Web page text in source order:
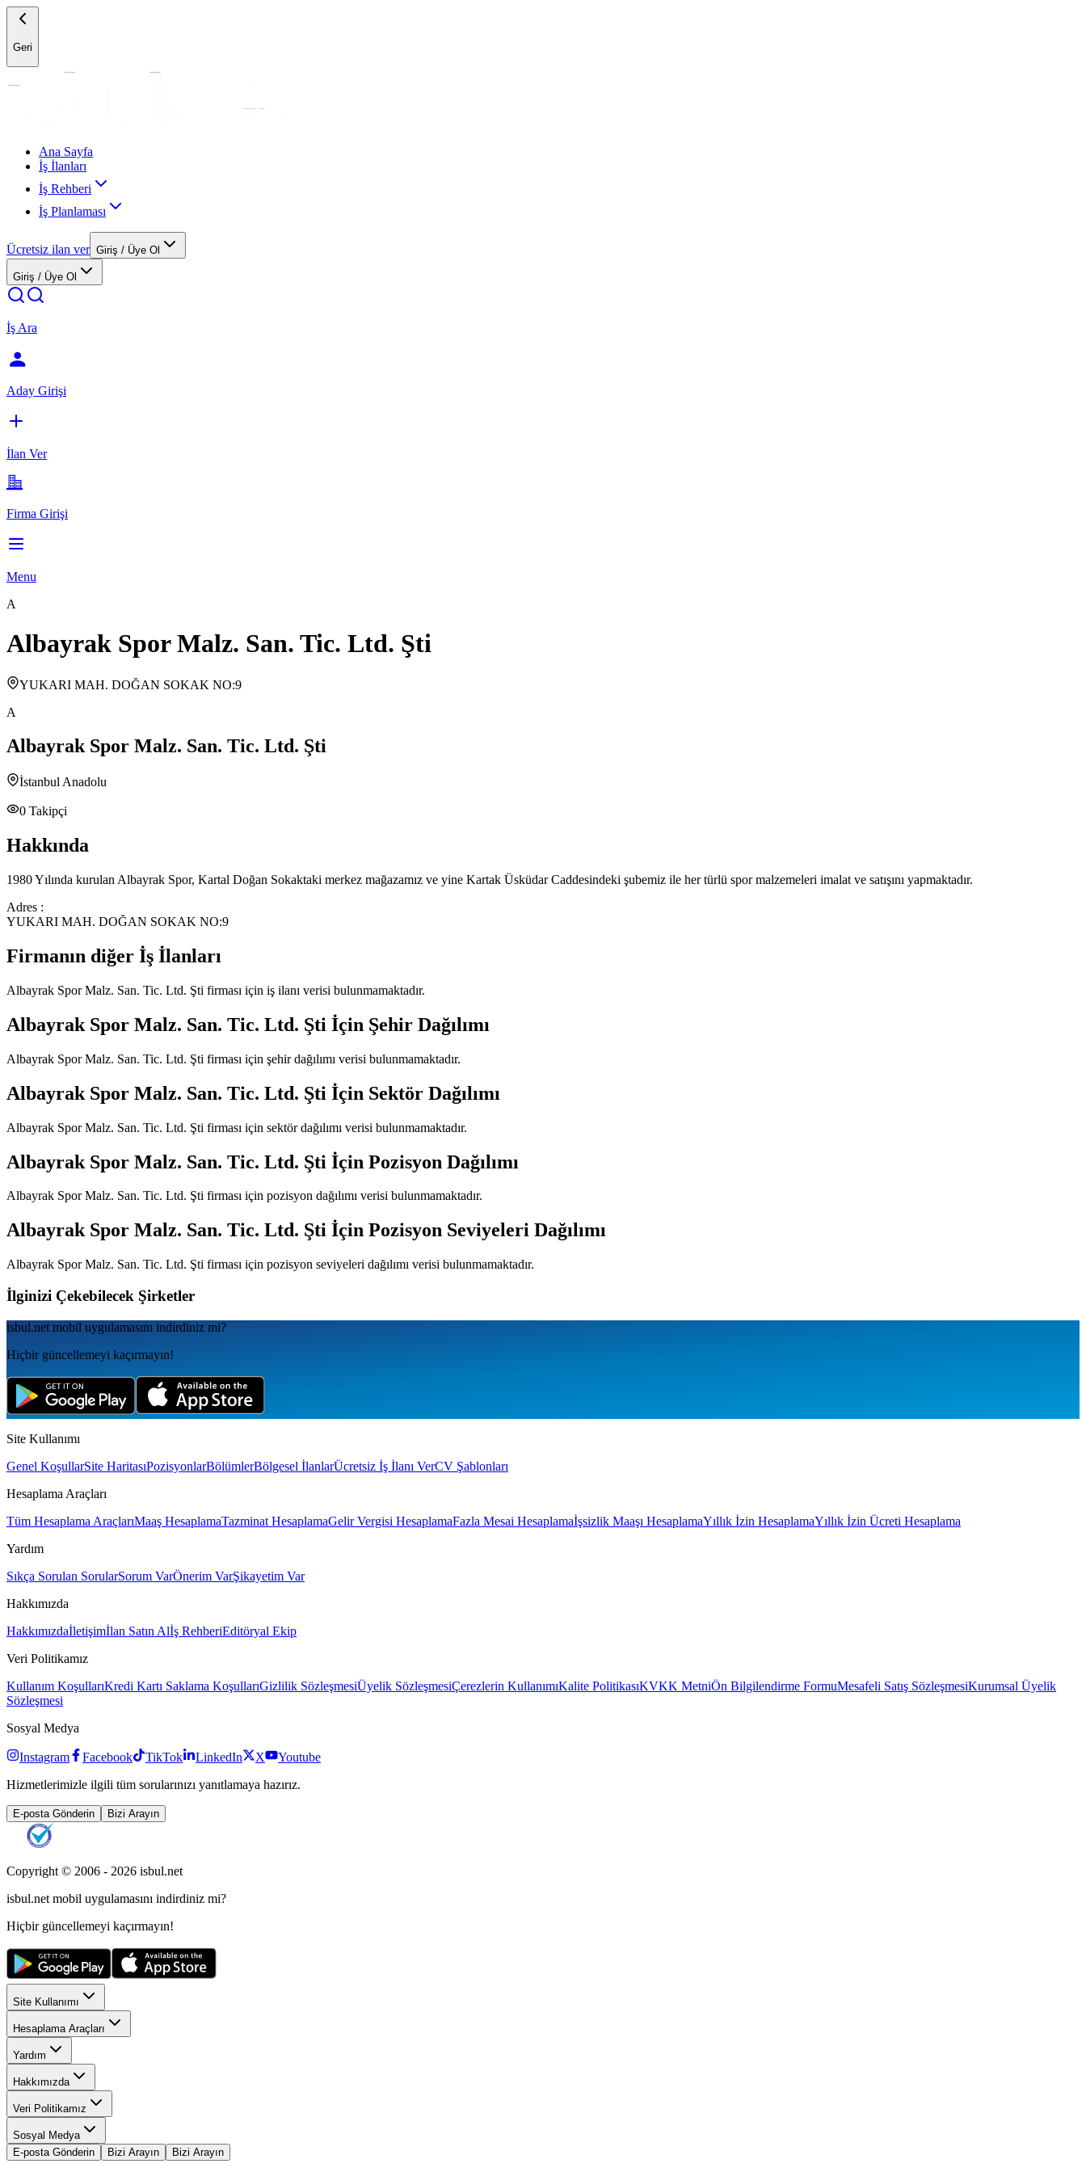
Geri
Ana Sayfa
İş İlanları
İş Rehberi
İş Planlaması
Ücretsiz ilan ver Giriş / Üye Ol
Giriş / Üye Ol
İş Ara
Aday Girişi
İlan Ver
Firma Girişi
Menu
A
Albayrak Spor Malz. San. Tic. Ltd. Şti
YUKARI MAH. DOĞAN SOKAK NO:9
A
Albayrak Spor Malz. San. Tic. Ltd. Şti
İstanbul Anadolu
0 Takipçi
Hakkında
1980 Yılında kurulan Albayrak Spor, Kartal Doğan Sokaktaki merkez mağazamız ve yine Kartak Üsküdar Caddesindeki şubemiz ile her türlü spor malzemeleri imalat ve satışını yapmaktadır.
Adres :
YUKARI MAH. DOĞAN SOKAK NO:9
Firmanın diğer İş İlanları
Albayrak Spor Malz. San. Tic. Ltd. Şti firması için iş ilanı verisi bulunmamaktadır.
Albayrak Spor Malz. San. Tic. Ltd. Şti İçin Şehir Dağılımı
Albayrak Spor Malz. San. Tic. Ltd. Şti firması için şehir dağılımı verisi bulunmamaktadır.
Albayrak Spor Malz. San. Tic. Ltd. Şti İçin Sektör Dağılımı
Albayrak Spor Malz. San. Tic. Ltd. Şti firması için sektör dağılımı verisi bulunmamaktadır.
Albayrak Spor Malz. San. Tic. Ltd. Şti İçin Pozisyon Dağılımı
Albayrak Spor Malz. San. Tic. Ltd. Şti firması için pozisyon dağılımı verisi bulunmamaktadır.
Albayrak Spor Malz. San. Tic. Ltd. Şti İçin Pozisyon Seviyeleri Dağılımı
Albayrak Spor Malz. San. Tic. Ltd. Şti firması için pozisyon seviyeleri dağılımı verisi bulunmamaktadır.
İlginizi Çekebilecek Şirketler
isbul.net mobil uygulamаsını indirdiniz mi?
Hiçbir güncellemeyi kaçırmayın!
Site Kullanımı
Genel KoşullarSite HaritasıPozisyonlarBölümlerBölgesel İlanlarÜcretsiz İş İlanı VerCV Şablonları
Hesaplama Araçları
Tüm Hesaplama AraçlarıMaaş HesaplamaTazminat HesaplamaGelir Vergisi HesaplamaFazla Mesai Hesaplamaİşsizlik Maaşı HesaplamaYıllık İzin HesaplamaYıllık İzin Ücreti Hesaplama
Yardım
Sıkça Sorulan SorularSorum VarÖnerim VarŞikayetim Var
Hakkımızda
Hakkımızdaİletişimİlan Satın Alİş RehberiEditöryal Ekip
Veri Politikamız
Kullanım KoşullarıKredi Kartı Saklama KoşullarıGizlilik SözleşmesiÜyelik SözleşmesiÇerezlerin KullanımıKalite PolitikasıKVKK MetniÖn Bilgilendirme FormuMesafeli Satış SözleşmesiKurumsal Üyelik
Sözleşmesi
Sosyal Medya
Instagram Facebook TikTok LinkedIn X
Youtube
Hizmetlerimizle ilgili tüm sorularınızı yanıtlamaya hazırız.
E-posta Gönderin Bizi Arayın
Copyright © 2006 - 2026 isbul.net
isbul.net mobil uygulamasını indirdiniz mi?
Hiçbir güncellemeyi kaçırmayın!
Site Kullanımı
Hesaplama Araçları
Yardım
Hakkımızda
Veri Politikamız
Sosyal Medya
E-posta Gönderin
Bizi Arayın Bizi Arayın